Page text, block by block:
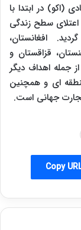
(اکو) در ابتدا با
اعتلای سطح زندگی
در ۱۹۸۴ تاسیس گردید. افغانستان،
قزاقستان و
از جمله اهداف دیگر
ای و همچنین
جهانی است.
Copy